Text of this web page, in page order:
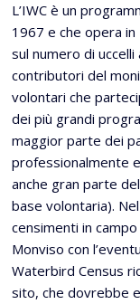
L’IWC è un
1967 e che opera
sul numero di
contributori del
volontari che
dei più grandi
maggior parte dei
professionalmente
anche gran parte
base volontaria).
censimenti in
Monviso con
Waterbird Census
sito, che dovrebbe